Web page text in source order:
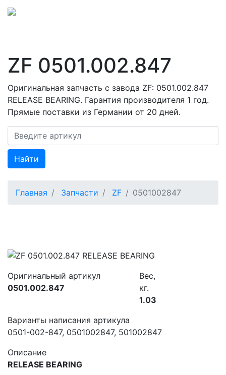
ZF 0501.002.847
Оригинальная запчасть с завода ZF: 0501.002.847
RELEASE BEARING. Гарантия производителя 1 год.
Прямые поставки из Германии от 20 дней.
Найти
Главная Запчасти ZF 0501002847
Оригинальный артикул
0501.002.847
Вес,
кг.
1.03
Варианты написания артикула
0501-002-847, 0501002847, 501002847
Описание
RELEASE BEARING